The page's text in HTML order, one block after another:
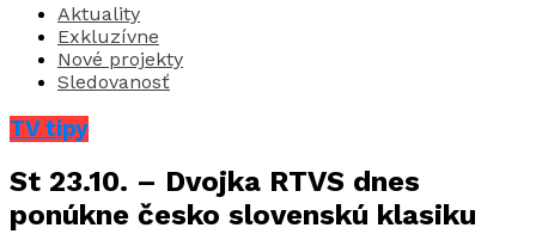
Aktuality
Exkluzívne
Nové projekty
Sledovanosť
TV tipy
St 23.10. – Dvojka RTVS dnes
ponúkne česko slovenskú klasiku